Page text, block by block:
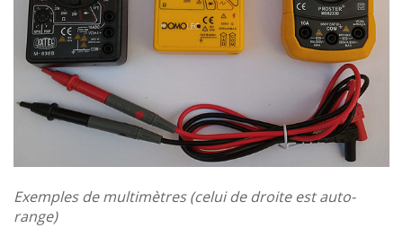
Exemples de multimètres (celui de droite est auto-
range)